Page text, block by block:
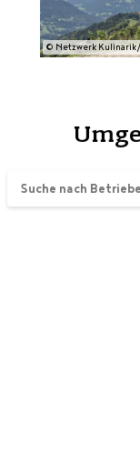
© Netzwerk